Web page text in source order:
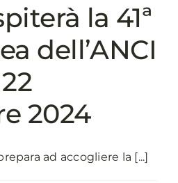
Annuale
ANCIla 41ª
dell’ANCI
2024
ad accogliere la [...]